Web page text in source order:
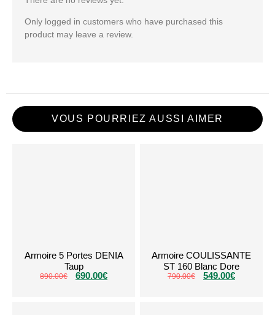
Only logged in customers who have purchased this
product may leave a review.
VOUS POURRIEZ AUSSI AIMER
Armoire 5 Portes DENIA
Taup
890.00€ 690.00€
Armoire COULISSANTE
ST 160 Blanc Dore
790.00€ 549.00€